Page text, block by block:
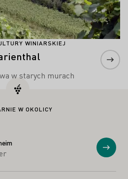
WINIARSKIEJ
w starych murach
W OKOLICY